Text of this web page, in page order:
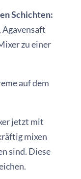
Schichten:
Agavensaft
zu einer
auf dem
jetzt mit
mixen
sind. Diese